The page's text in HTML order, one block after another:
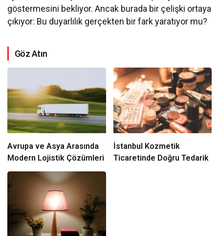
göstermesini bekliyor. Ancak burada bir çelişki ortaya
çıkıyor: Bu duyarlılık gerçekten bir fark yaratıyor mu?
Göz Atın
Avrupa ve Asya Arasında
Modern Lojistik Çözümleri
İstanbul Kozmetik
Ticaretinde Doğru Tedarik